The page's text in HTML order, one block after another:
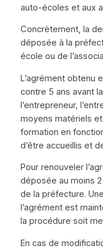
auto-écoles et aux
Concrètement, la
déposée à la
école ou de
L’agrément obtenu
contre 5 ans avant
l’entrepreneur,
moyens matériels
formation en
d’être accueillis et
Pour renouveler
déposée au moins
de la préfecture.
l’agrément est
la procédure soit
En cas de